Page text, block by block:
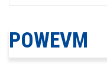
POWEVM